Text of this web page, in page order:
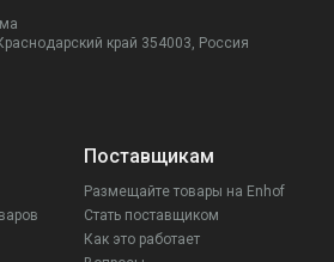
край 354003, Россия
Поставщикам
Размещайте товары на Enhof
Стать поставщиком
Как это работает